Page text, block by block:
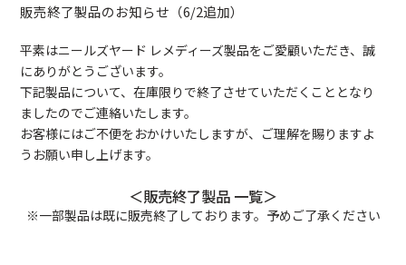
販売終了製品のお知らせ（6/2追加）
平素はニールズヤード レメディーズ製品をご愛顧いただき、誠
にありがとうございます。
下記製品について、在庫限りで終了させていただくこととなり
ましたのでご連絡いたします。
お客様にはご不便をおかけいたしますが、ご理解を賜りますよ
うお願い申し上げます。
＜販売終了製品 一覧＞
※一部製品は既に販売終了しております。予めご了承ください